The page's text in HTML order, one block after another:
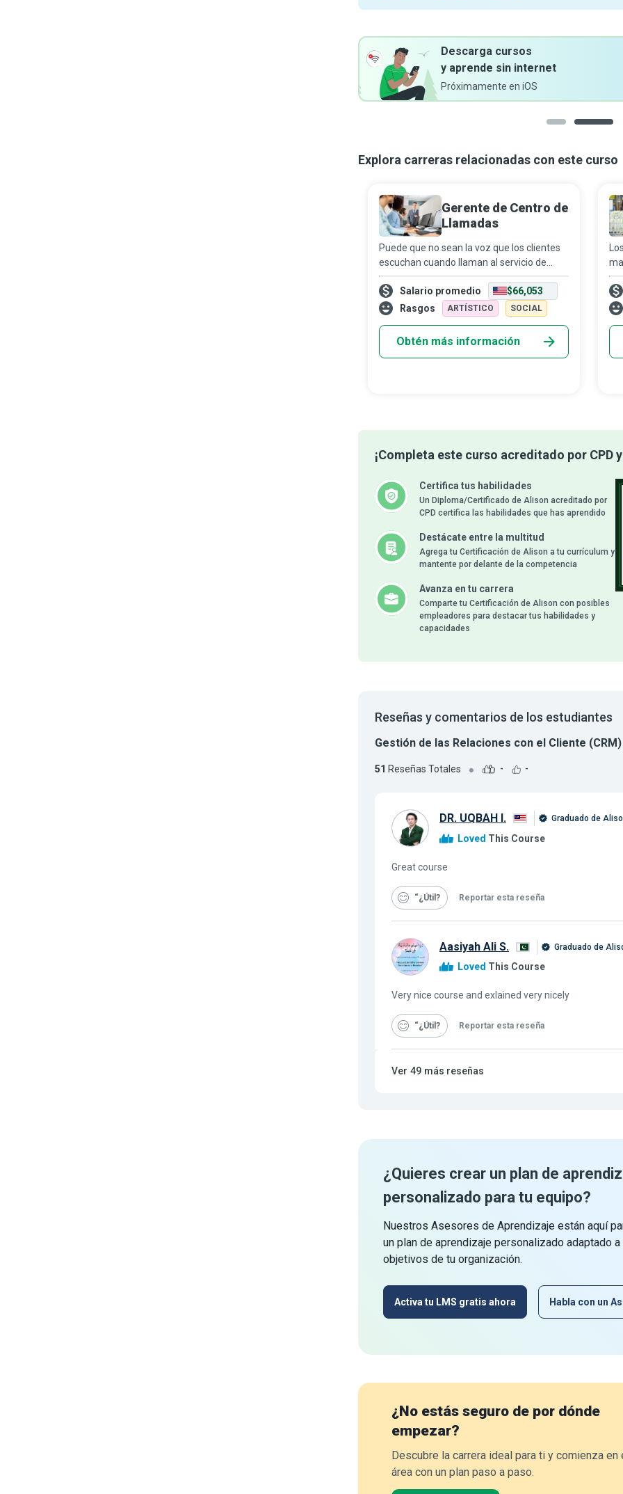
Descarga cursos
y aprende sin internet
Próximamente en iOS
Explora carreras relacionadas con este curso
Gerente de Centro de
Llamadas
Puede que no sean la voz que los clientes
escuchan cuando llaman al servicio de
atención o reciben una llamada de una
empresa, pero los gerentes de centro de
llamadas son quienes garantizan el buen
Salario promedio
$66,053
Rasgos
ARTÍSTICO SOCIAL
Obtén más información
¡Completa este curso acreditado por CPD
Certifica tus habilidades
Un Diploma/Certificado de Alison acreditado por
CPD certifica las habilidades que has aprendido
Destácate entre la multitud
Agrega tu Certificación de Alison a tu currículum y
mantente por delante de la competencia
Avanza en tu carrera
Comparte tu Certificación de Alison con posibles
empleadores para destacar tus habilidades y
capacidades
Reseñas y comentarios de los estudiantes
Gestión de las Relaciones con el Cliente
51 Reseñas Totales - -
DR. UQBAH I. Graduado de
Loved This Course
Great course
“¿Útil Reportar esta reseña
Aasiyah Ali S. Graduado de
Loved This Course
Very nice course and exlained very nicely
“¿Útil Reportar esta reseña
Ver 49 más reseñas
¿Quieres crear un plan de
personalizado para tu equipo?
Nuestros Asesores de Aprendizaje están aquí
un plan de aprendizaje personalizado adaptado
objetivos de tu organización.
Activa tu LMS gratis ahora Habla con un
¿No estás seguro de por dónde
empezar?
Descubre la carrera ideal para ti y comienza en
área con un plan paso a paso.